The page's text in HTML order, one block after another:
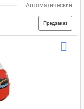
Автоматический
Предзаказ